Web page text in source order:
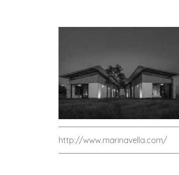
http://www.marinavella.com/